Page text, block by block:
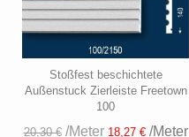
Stoßfest beschichtete
Außenstuck Zierleiste Freetown
100
20,30 €/Meter 18,27 €/Meter